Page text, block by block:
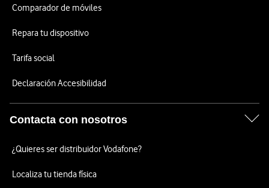
Comparador de móviles
Repara tu dispositivo
Tarifa social
Declaración Accesibilidad
Contacta con nosotros
¿Quieres ser distribuidor Vodafone?
Localiza tu tienda física